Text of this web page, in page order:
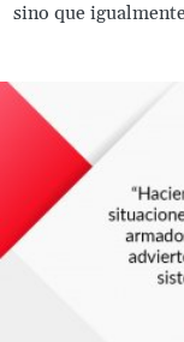
sino que